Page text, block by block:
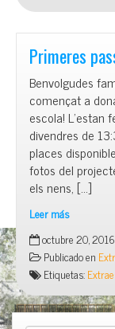
Primeres
Benvolgudes
començat a
escola!
divendres de
places
fotos del
els nens, […]
Leer más
Primeres
passes
a
LabClub
octubre 20, 2016
Publicado en
Etiquetas: